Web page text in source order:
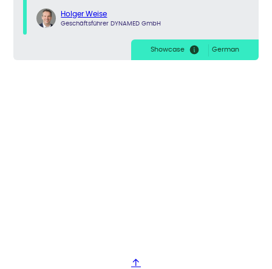
Holger Weise
Geschäftsführer DYNAMED GmbH
Showcase German
↑